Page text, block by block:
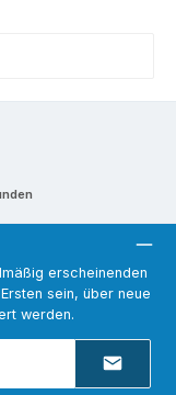
erscheinenden
sein, über neue
werden.